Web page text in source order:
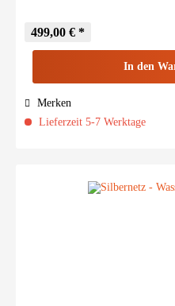
499,00 € *
In den
Merken
Lieferzeit 5-7 Werktage